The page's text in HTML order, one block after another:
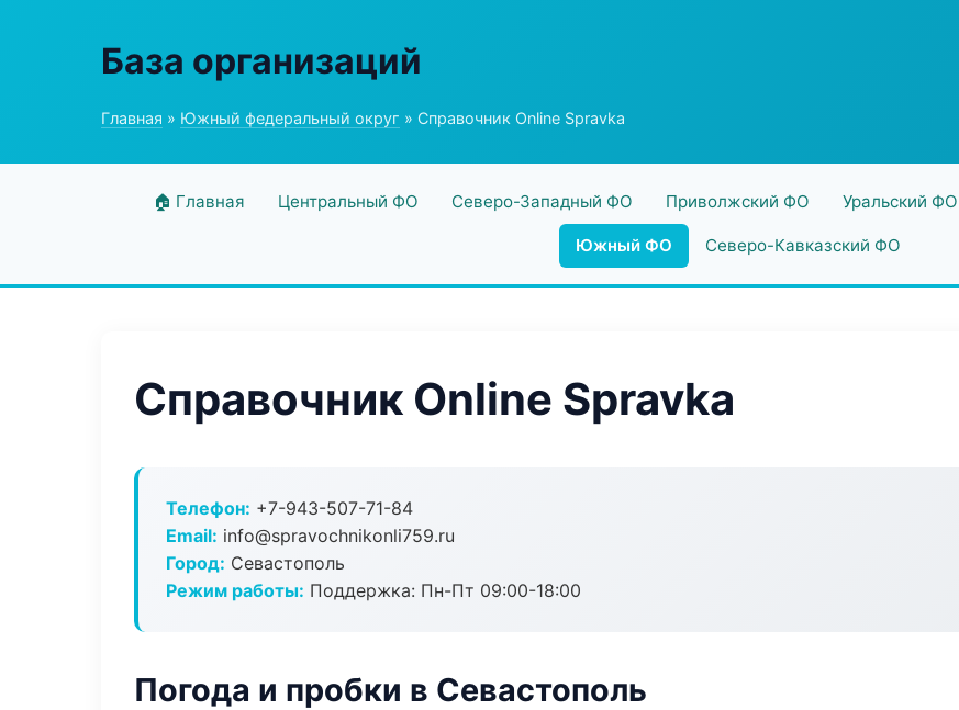
База организаций
Главная » Южный федеральный округ » Справочник Online Spravka
🏠 Главная Центральный ФО Северо-Западный ФО Приволжский ФО Уральский ФО
Южный ФО Северо-Кавказский ФО
Справочник Online Spravka
Телефон: +7-943-507-71-84
Email: info@spravochnikonli759.ru
Город: Севастополь
Режим работы: Поддержка: Пн-Пт 09:00-18:00
Погода и пробки в Севастополь